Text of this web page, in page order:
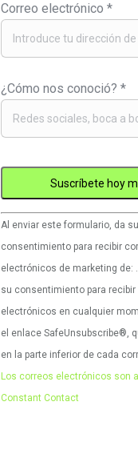
Correo electrónico*
¿Cómo nos conoció?*
Uso
de
Constant
Contact.
Por
favor,
deje
Al enviar este formulario, da su
consentimiento para recibir
electrónicos de marketing de:
su consentimiento para recibir
electrónicos en cualquier
el enlace SafeUnsubscribe®,
en la parte inferior de cada
Los correos electrónicos son
Constant Contact